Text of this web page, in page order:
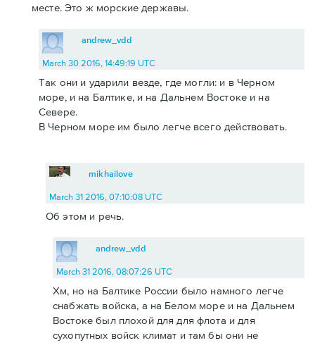
месте. Это ж морские державы.
andrew_vdd
March 30 2016, 14:49:19 UTC
Так они и ударили везде, где могли: и в Черном
море, и на Балтике, и на Дальнем Востоке и на
Севере.
В Черном море им было легче всего действовать.
mikhailove
March 31 2016, 07:10:08 UTC
Об этом и речь.
andrew_vdd
March 31 2016, 08:07:26 UTC
Хм, но на Балтике России было намного легче
снабжать войска, а на Белом море и на Дальнем
Востоке был плохой для для флота и для
сухопутных войск климат и там бы они не